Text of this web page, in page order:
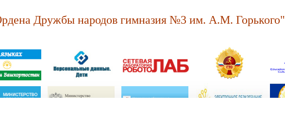
Дружбы народов гимназия №3 им. А.М. Горького"